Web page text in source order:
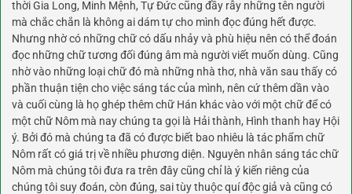
thời Gia Long, Minh Mệnh, Tự Đức cũng đầy rẫy những tên người
mà chắc chắn là không ai dám tự cho mình đọc đúng hết được.
Nhưng nhờ có những chữ có dấu nhảy và phù hiệu nên có thể đoán
đọc những chữ tương đối đúng âm mà người viết muốn dùng. Cũng
nhờ vào những loại chữ đó mà những nhà thơ, nhà văn sau thấy có
phần thuận tiện cho việc sáng tác của mình, nên cứ thêm dần vào
và cuối cùng là họ ghép thêm chữ Hán khác vào với một chữ để có
một chữ Nôm mà nay chúng ta gọi là Hải thành, Hình thanh hay Hội
ý. Bởi đó mà chúng ta đã có được biết bao nhiêu là tác phẩm chữ
Nôm rất có giá trị về nhiều phương diện. Nguyên nhân sáng tác chữ
Nôm mà chúng tôi đưa ra trên đây cũng chỉ là ý kiến riêng của
chúng tôi suy đoán, còn đúng, sai tùy thuộc quí độc giả và cũng có